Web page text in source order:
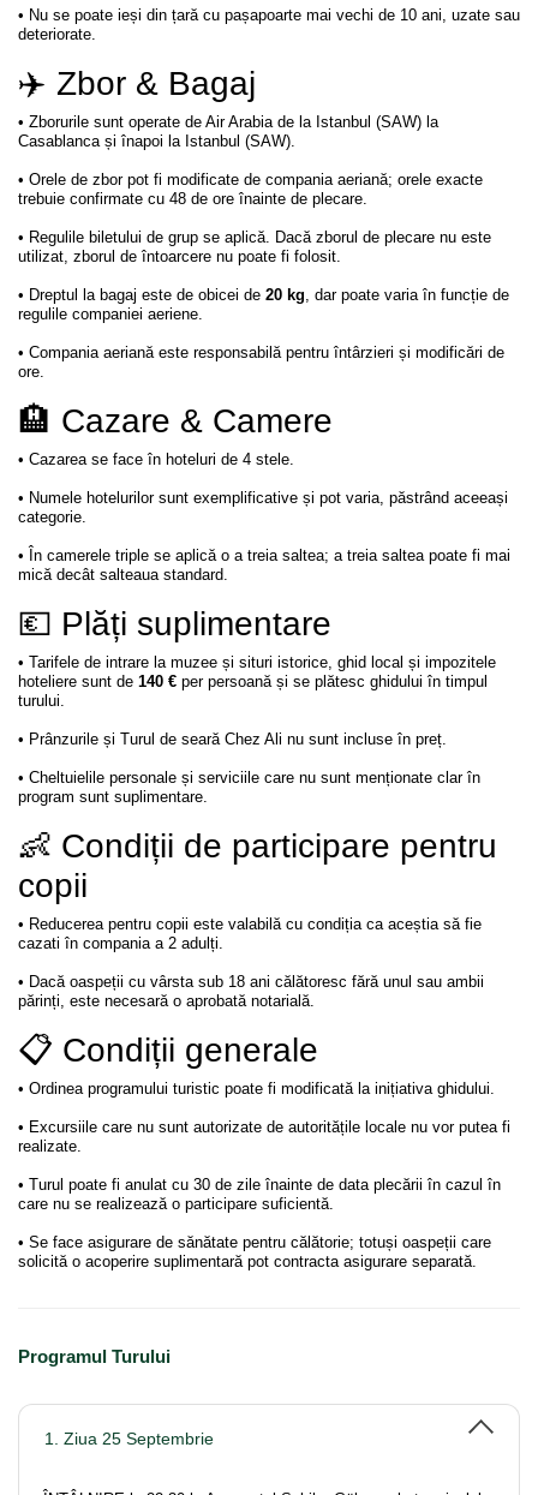
• Nu se poate ieși din țară cu pașapoarte mai vechi de 10 ani, uzate sau
deteriorate.
✈️ Zbor & Bagaj
• Zborurile sunt operate de Air Arabia de la Istanbul (SAW) la
Casablanca și înapoi la Istanbul (SAW).
• Orele de zbor pot fi modificate de compania aeriană; orele exacte
trebuie confirmate cu 48 de ore înainte de plecare.
• Regulile biletului de grup se aplică. Dacă zborul de plecare nu este
utilizat, zborul de întoarcere nu poate fi folosit.
• Dreptul la bagaj este de obicei de 20 kg, dar poate varia în funcție de
regulile companiei aeriene.
• Compania aeriană este responsabilă pentru întârzieri și modificări de
ore.
🏨 Cazare & Camere
• Cazarea se face în hoteluri de 4 stele.
• Numele hotelurilor sunt exemplificative și pot varia, păstrând aceeași
categorie.
• În camerele triple se aplică o a treia saltea; a treia saltea poate fi mai
mică decât salteaua standard.
💶 Plăți suplimentare
• Tarifele de intrare la muzee și situri istorice, ghid local și impozitele
hoteliere sunt de 140 € per persoană și se plătesc ghidului în timpul
turului.
• Prânzurile și Turul de seară Chez Ali nu sunt incluse în preț.
• Cheltuielile personale și serviciile care nu sunt menționate clar în
program sunt suplimentare.
👶 Condiții de participare pentru
copii
• Reducerea pentru copii este valabilă cu condiția ca aceștia să fie
cazati în compania a 2 adulți.
• Dacă oaspeții cu vârsta sub 18 ani călătoresc fără unul sau ambii
părinți, este necesară o aprobată notarială.
📋 Condiții generale
• Ordinea programului turistic poate fi modificată la inițiativa ghidului.
• Excursiile care nu sunt autorizate de autoritățile locale nu vor putea fi
realizate.
• Turul poate fi anulat cu 30 de zile înainte de data plecării în cazul în
care nu se realizează o participare suficientă.
• Se face asigurare de sănătate pentru călătorie; totuși oaspeții care
solicită o acoperire suplimentară pot contracta asigurare separată.
Programul Turului
1. Ziua 25 Septembrie